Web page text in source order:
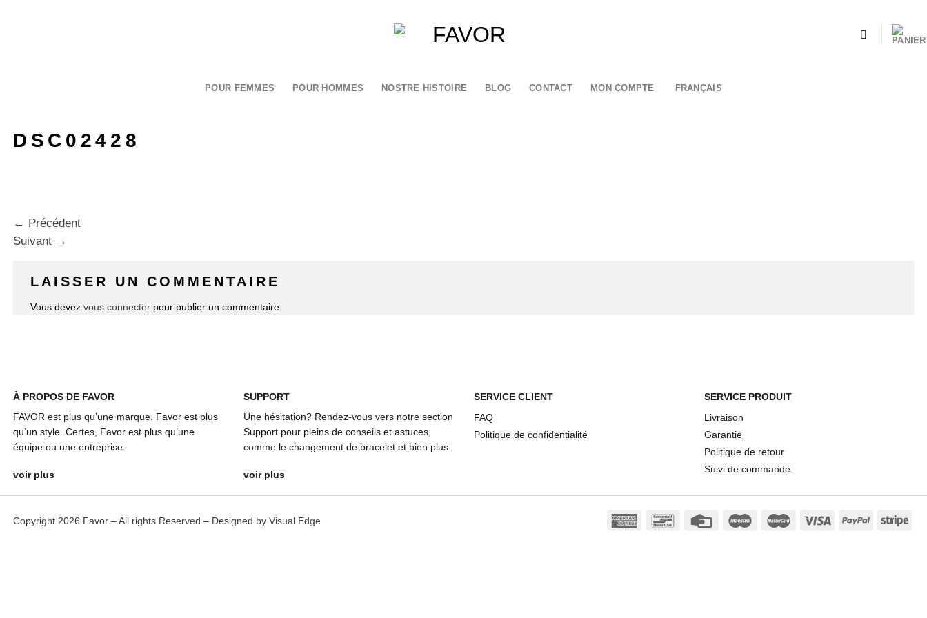
POUR FEMMES POUR HOMMES NOSTRE HISTOIRE BLOG CONTACT MON COMPTE FRANÇAIS
DSC02428
← Précédent
Suivant →
LAISSER UN COMMENTAIRE
Vous devez vous connecter pour publier un commentaire.
À PROPOS DE FAVOR
FAVOR est plus qu’une marque. Favor est plus
qu’un style. Certes, Favor est plus qu’une
équipe ou une entreprise.
voir plus
SUPPORT
Une hésitation? Rendez-vous vers notre section
Support pour pleins de conseils et astuces,
comme le changement de bracelet et bien plus.
voir plus
SERVICE CLIENT
FAQ
Politique de confidentialité
SERVICE PRODUIT
Livraison
Garantie
Politique de retour
Suivi de commande
Copyright 2026 Favor – All rights Reserved – Designed by Visual Edge